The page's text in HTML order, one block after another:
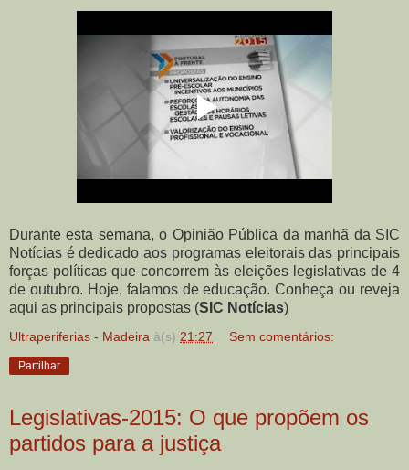
Durante esta semana, o Opinião Pública da manhã da SIC
Notícias é dedicado aos programas eleitorais das principais
forças políticas que concorrem às eleições legislativas de 4
de outubro. Hoje, falamos de educação. Conheça ou reveja
aqui as principais propostas (SIC Notícias)
Ultraperiferias - Madeira à(s) 21:27 Sem comentários:
Partilhar
Legislativas-2015: O que propõem os
partidos para a justiça